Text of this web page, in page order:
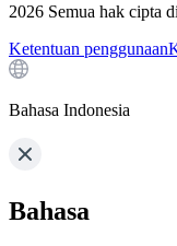
2026 Semua hak cipta
Ketentuan penggunaan
Bahasa Indonesia
Bahasa